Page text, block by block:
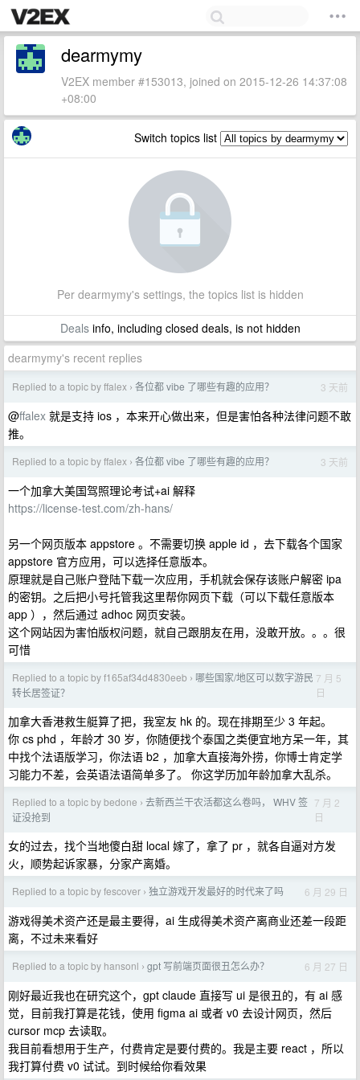
dearmymy
V2EX member #153013, joined on 2015-12-26 14:37:08
+08:00
Switch topics list
Per dearmymy's settings, the topics list is hidden
Dealsinfo, including closed deals, is not hidden
dearmymy's recent replies
Replied to a topic by ffalex › 各位都 vibe 了哪些有趣的应用？ 3 天前
@ffalex 就是支持 ios ，本来开心做出来，但是害怕各种法律问题不敢
推。
Replied to a topic by ffalex › 各位都 vibe 了哪些有趣的应用？ 3 天前
一个加拿大美国驾照理论考试+ai 解释
https://license-test.com/zh-hans/
另一个网页版本 appstore 。不需要切换 apple id ，去下载各个国家
appstore 官方应用，可以选择任意版本。
原理就是自己账户登陆下载一次应用，手机就会保存该账户解密 ipa
的密钥。之后把小号托管我这里帮你网页下载（可以下载任意版本
app ），然后通过 adhoc 网页安装。
这个网站因为害怕版权问题，就自己跟朋友在用，没敢开放。。。很
可惜
Replied to a topic by f165af34d4830eeb › 哪些国家/地区可以数字游民
转长居签证？
7 月 5
日
加拿大香港救生艇算了把，我室友 hk 的。现在排期至少 3 年起。
你 cs phd ，年龄才 30 岁，你随便找个泰国之类便宜地方呆一年，其
中找个法语版学习，你法语 b2 ，加拿大直接海外捞，你博士肯定学
习能力不差，会英语法语简单多了。 你这学历加年龄加拿大乱杀。
Replied to a topic by bedone › 去新西兰干农活都这么卷吗， WHV 签
证没抢到
7 月 2
日
女的过去，找个当地傻白甜 local 嫁了，拿了 pr ，就各自逼对方发
火，顺势起诉家暴，分家产离婚。
Replied to a topic by fescover › 独立游戏开发最好的时代来了吗 6 月 29 日
游戏得美术资产还是最主要得，ai 生成得美术资产离商业还差一段距
离，不过未来看好
Replied to a topic by hansonl › gpt 写前端页面很丑怎么办？ 6 月 27 日
刚好最近我也在研究这个，gpt claude 直接写 ui 是很丑的，有 ai 感
觉，目前我打算是花钱，使用 figma ai 或者 v0 去设计网页，然后
cursor mcp 去读取。
我目前看想用于生产，付费肯定是要付费的。我是主要 react ，所以
我打算付费 v0 试试。到时候给你看效果